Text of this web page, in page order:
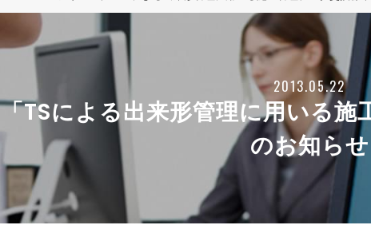
2013.05.22
TSによる出来形管理に用いる
のお知らせ